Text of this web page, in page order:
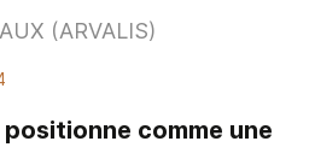
(ARVALIS)
comme une